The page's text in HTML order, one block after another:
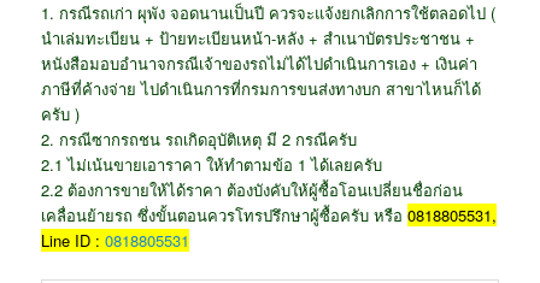
1. กรณีรถเก่า ผุพัง จอดนานเป็นปี ควรจะแจ้งยกเลิกการใช้ตลอดไป (
นำเล่มทะเบียน + ป้ายทะเบียนหน้า-หลัง + สำเนาบัตรประชาชน +
หนังสือมอบอำนาจกรณีเจ้าของรถไม่ได้ไปดำเนินการเอง + เงินค่า
ภาษีที่ค้างจ่าย ไปดำเนินการที่กรมการขนส่งทางบก สาขาไหนก็ได้
ครับ )
2. กรณีซากรถชน รถเกิดอุบัติเหตุ มี 2 กรณีครับ
2.1 ไม่เน้นขายเอาราคา ให้ทำตามข้อ 1 ได้เลยครับ
2.2 ต้องการขายให้ได้ราคา ต้องบังคับให้ผู้ซื้อโอนเปลี่ยนชื่อก่อน
เคลื่อนย้ายรถ ซึ่งขั้นตอนควรโทรปรึกษาผู้ซื้อครับ หรือ0818805531,
Line ID :0818805531